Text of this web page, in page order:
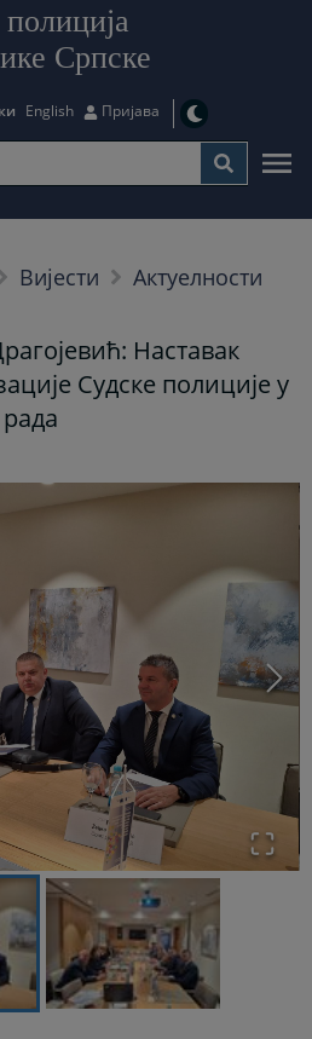
Српске
English Пријава
Вијести Актуелности
Наставак
Судске полиције у